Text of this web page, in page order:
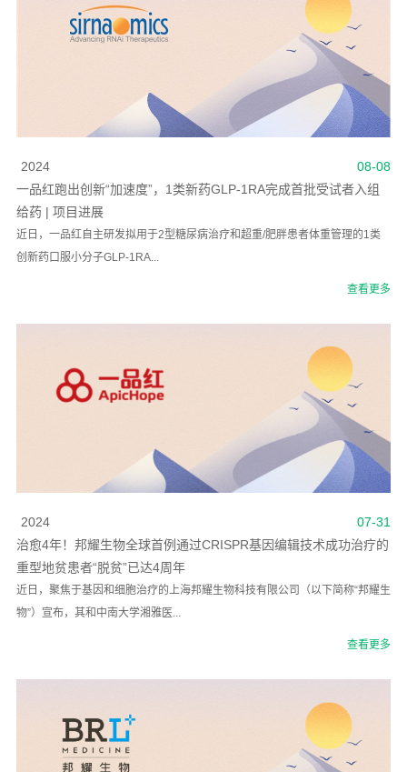
08-08
2024
一品红跑出创新“加速度”，1类新药GLP-1RA完成首批受试者入组
给药 | 项目进展
近日，一品红自主研发拟用于2型糖尿病治疗和超重/肥胖患者体重管理的1类
创新药口服小分子GLP-1RA...
查看更多
07-31
2024
治愈4年！邦耀生物全球首例通过CRISPR基因编辑技术成功治疗的
重型地贫患者“脱贫”已达4周年
近日，聚焦于基因和细胞治疗的上海邦耀生物科技有限公司（以下简称“邦耀生
物”）宣布，其和中南大学湘雅医...
查看更多